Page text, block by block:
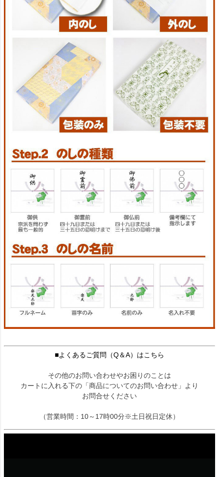
■よくあるご質問（Q＆A）はこちら
その他のお問い合わせやお困りのことは
カートに入れる下の「商品についてのお問い合わせ」より
お問合せください
（営業時間：10～17時00分※土日祝日定休）